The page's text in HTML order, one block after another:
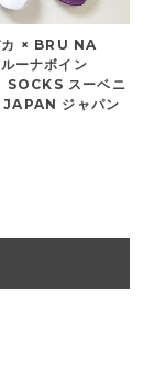
× BRU NA
ーナボイン
スーベニ
ジャパン